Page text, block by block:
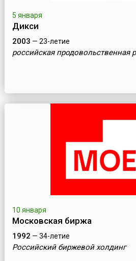
5 января
Дикси
2003 — 23-летие
российская продовольственная
10 января
Московская биржа
1992 — 34-летие
Российский биржевой холдинг